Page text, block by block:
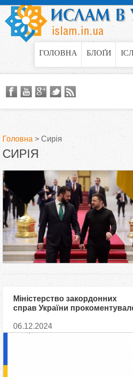
Jump to
ГОЛОВНА БЛОҐИ
В
и
є
т
у
Головна > Сирія
СИРІЯ
Міністерство закордонних
справ України
06.12.2024